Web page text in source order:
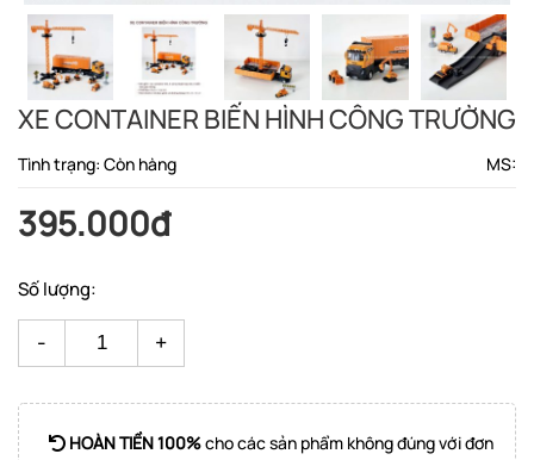
XE CONTAINER BIẾN HÌNH CÔNG TRƯỜNG
Tình trạng: Còn hàng MS:
395.000đ
Số lượng:
- +
HOÀN TIỀN 100%cho các sản phẩm không đúng với đơn